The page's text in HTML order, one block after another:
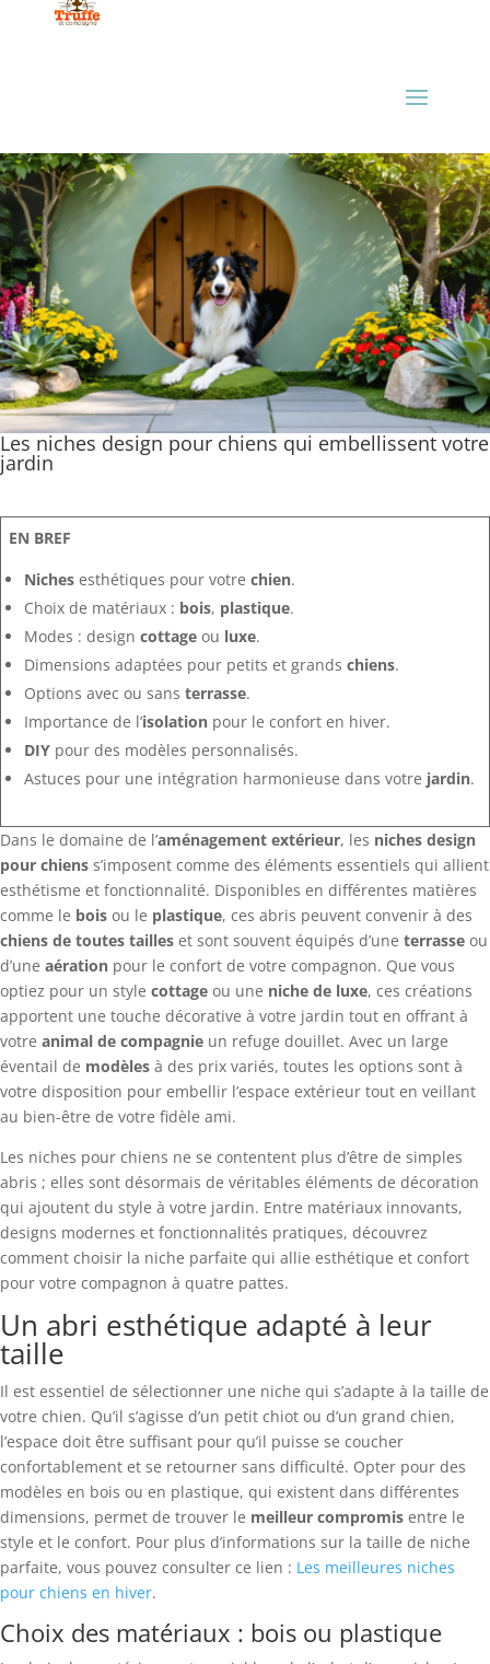
Les niches design pour chiens qui embellissent votre
jardin
EN BREF
Niches esthétiques pour votre chien.
Choix de matériaux : bois, plastique.
Modes : design cottage ou luxe.
Dimensions adaptées pour petits et grands chiens.
Options avec ou sans terrasse.
Importance de l’isolation pour le confort en hiver.
DIY pour des modèles personnalisés.
Astuces pour une intégration harmonieuse dans votre jardin.
Dans le domaine de l’aménagement extérieur, les niches design
pour chiens s’imposent comme des éléments essentiels qui allient
esthétisme et fonctionnalité. Disponibles en différentes matières
comme le bois ou le plastique, ces abris peuvent convenir à des
chiens de toutes tailles et sont souvent équipés d’une terrasse ou
d’une aération pour le confort de votre compagnon. Que vous
optiez pour un style cottage ou une niche de luxe, ces créations
apportent une touche décorative à votre jardin tout en offrant à
votre animal de compagnie un refuge douillet. Avec un large
éventail de modèles à des prix variés, toutes les options sont à
votre disposition pour embellir l’espace extérieur tout en veillant
au bien-être de votre fidèle ami.
Les niches pour chiens ne se contentent plus d’être de simples
abris ; elles sont désormais de véritables éléments de décoration
qui ajoutent du style à votre jardin. Entre matériaux innovants,
designs modernes et fonctionnalités pratiques, découvrez
comment choisir la niche parfaite qui allie esthétique et confort
pour votre compagnon à quatre pattes.
Un abri esthétique adapté à leur
taille
Il est essentiel de sélectionner une niche qui s’adapte à la taille de
votre chien. Qu’il s’agisse d’un petit chiot ou d’un grand chien,
l’espace doit être suffisant pour qu’il puisse se coucher
confortablement et se retourner sans difficulté. Opter pour des
modèles en bois ou en plastique, qui existent dans différentes
dimensions, permet de trouver le meilleur compromis entre le
style et le confort. Pour plus d’informations sur la taille de niche
parfaite, vous pouvez consulter ce lien : Les meilleures niches
pour chiens en hiver.
Choix des matériaux : bois ou plastique